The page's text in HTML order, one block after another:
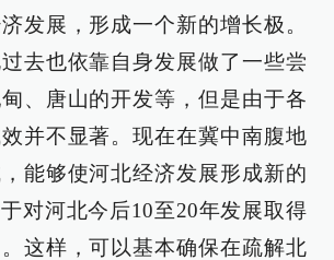
发展，形成一个新的增长极。
去也依靠自身发展做了一些尝
、唐山的开发等，但是由于各
并不显著。现在在冀中南腹地
能够使河北经济发展形成新的
对河北今后10至20年发展取得
这样，可以基本确保在疏解北